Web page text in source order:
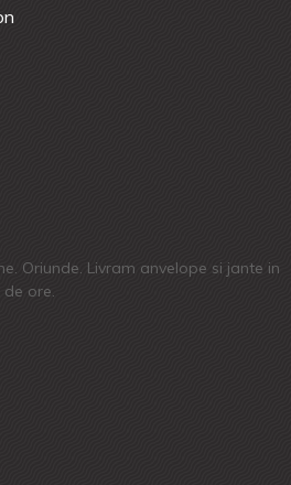
Oriunde. Livram anvelope si jante in
ore.